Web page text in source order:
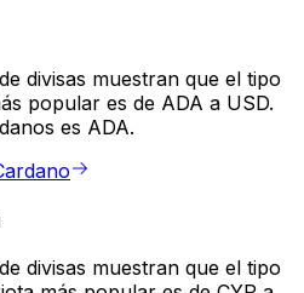
divisas muestran que el tipo
popular es de ADA a USD.
es ADA.
divisas muestran que el tipo